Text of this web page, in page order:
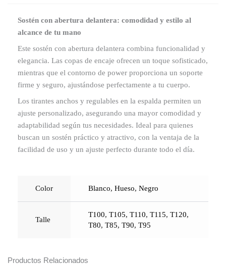
Sostén con abertura delantera: comodidad y estilo al
alcance de tu mano
Este sostén con abertura delantera combina funcionalidad y
elegancia. Las copas de encaje ofrecen un toque sofisticado,
mientras que el contorno de power proporciona un soporte
firme y seguro, ajustándose perfectamente a tu cuerpo.
Los tirantes anchos y regulables en la espalda permiten un
ajuste personalizado, asegurando una mayor comodidad y
adaptabilidad según tus necesidades. Ideal para quienes
buscan un sostén práctico y atractivo, con la ventaja de la
facilidad de uso y un ajuste perfecto durante todo el día.
Color Blanco, Hueso, Negro
Talle
T100, T105, T110, T115, T120,
T80, T85, T90, T95
Productos Relacionados